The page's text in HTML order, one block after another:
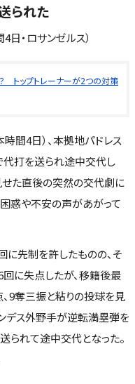
られた
日・ロサンゼルス）
トップトレーナーが2つの対策
間4日）、本拠地パドレス
代打を送られ途中交代し
た直後の突然の交代劇に
困惑や不安の声があがって
先制を許したものの、そ
に失点したが、移籍後最
9奪三振と粘りの投球を見
デス外野手が逆転満塁弾を
られて途中交代となった。